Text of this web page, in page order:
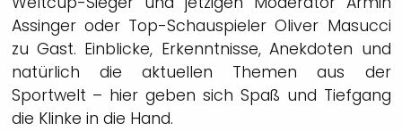
Assinger oder Top-Schauspieler Oliver Masucci
zu Gast. Einblicke, Erkenntnisse, Anekdoten und
natürlich die aktuellen Themen aus der
Sportwelt – hier geben sich Spaß und Tiefgang
die Klinke in die Hand.